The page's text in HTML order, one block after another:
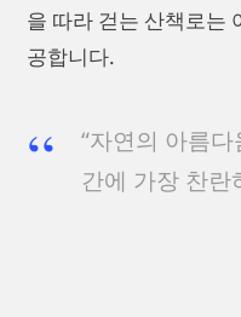
을 따라 걷는 산책로는
공합니다.
“자연의 아름
간에 가장 찬란